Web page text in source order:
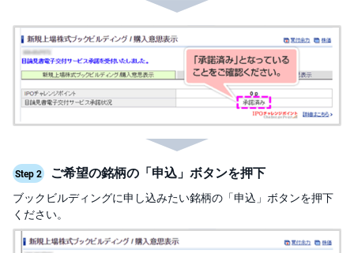
S
BI
ラ
ッ
プ
ロ
ア
B
O
P
R
O
)
Step 2 ご希望の銘柄の「申込」ボタンを押下
ブックビルディングに申し込みたい銘柄の「申込」ボタンを押下
ください。